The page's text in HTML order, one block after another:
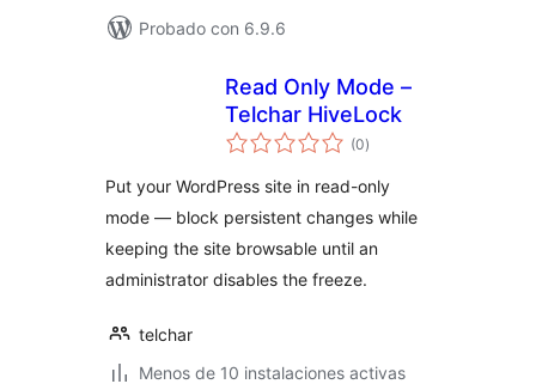
Probado con 6.9.6
Read Only Mode –
Telchar HiveLock
(0total
de
)
Put your WordPress site in read-only
mode — block persistent changes while
keeping the site browsable until an
administrator disables the freeze.
telchar
Menos de 10 instalaciones activas